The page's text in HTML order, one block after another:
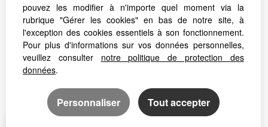
Afin de vous offrir un confort de lecture permanent, depuis
votre PC, votre tablette ou votre smartphone, notre site
s’adapte automatiquement aux différents types d'écrans
Création site internet immobilier
Référencement site immobilier
pouvez les modifier à n'importe quel moment via la
rubrique "Gérer les cookies" en bas de notre site, à
l'exception des cookies essentiels à son fonctionnement.
Pour plus d'informations sur vos données personnelles,
veuillez consulter notre politique de protection des
données.
Personnaliser Tout accepter